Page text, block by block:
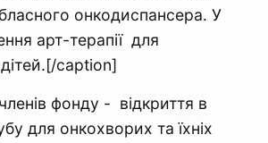
онкодиспансера. У
арт-терапії для
caption]
фонду - відкриття в
для онкохворих та їхніх